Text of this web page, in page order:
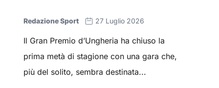
Redazione Sport 27 Luglio 2026
Il Gran Premio d’Ungheria ha chiuso la
prima metà di stagione con una gara che,
più del solito, sembra destinata...